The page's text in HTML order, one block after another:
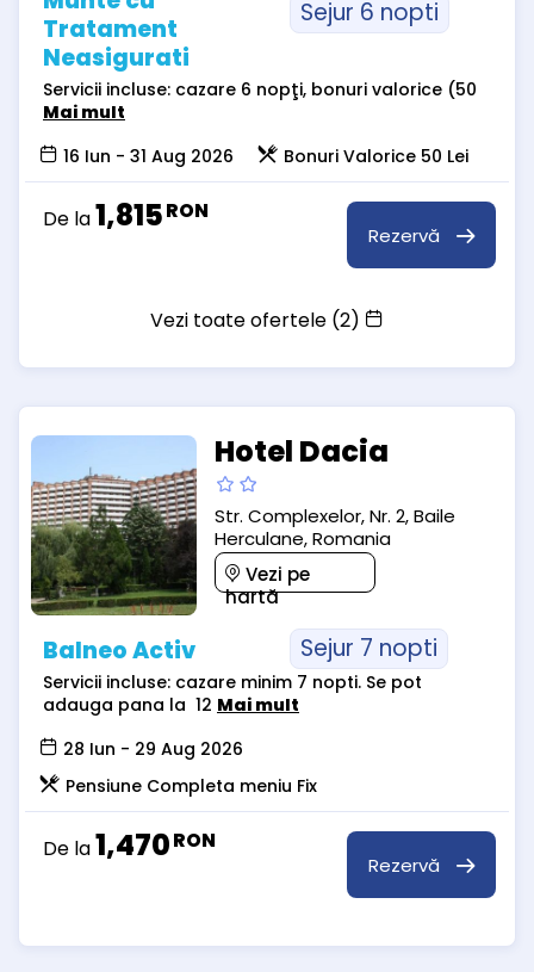
Tratament
Neasigurati
Sejur 6 nopti
Servicii incluse: cazare 6 nopţi, bonuri valorice (50
Mai mult
16 Iun - 31 Aug 2026
Bonuri Valorice 50 Lei
De la1,815RON
Rezervă
Vezi toate ofertele (2)
Hotel Dacia
Str. Complexelor, Nr. 2, Baile
Herculane, Romania
Vezi pe
hartă
Balneo Activ Sejur 7 nopti
Servicii incluse: cazare minim 7 nopti. Se pot
adauga pana la 12 Mai mult
28 Iun - 29 Aug 2026
Pensiune Completa meniu Fix
De la1,470RON
Rezervă